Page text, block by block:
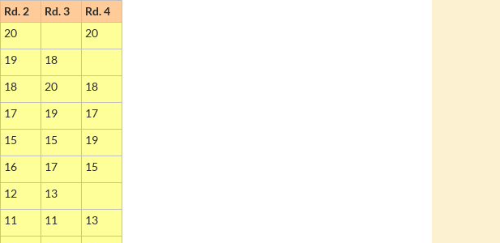
Rd. 2 Rd. 3
Rd. 4
20
20
19
18
18 20
18
17 19
17
15 15
19
16 17
15
12
13
11 11
13